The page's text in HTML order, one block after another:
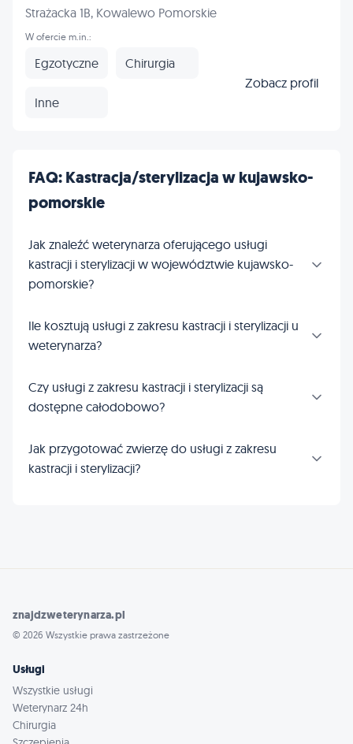
Strażacka 1B, Kowalewo Pomorskie
W ofercie m.in.:
Egzotyczne Chirurgia
Inne
Zobacz profil
FAQ: Kastracja/sterylizacja w kujawsko-
pomorskie
Jak znaleźć weterynarza oferującego usługi
kastracji i sterylizacji w województwie kujawsko-
pomorskie?
Ile kosztują usługi z zakresu kastracji i sterylizacji u
weterynarza?
Czy usługi z zakresu kastracji i sterylizacji są
dostępne całodobowo?
Jak przygotować zwierzę do usługi z zakresu
kastracji i sterylizacji?
znajdzweterynarza.pl
© 2026 Wszystkie prawa zastrzeżone
Usługi
Wszystkie usługi
Weterynarz 24h
Chirurgia